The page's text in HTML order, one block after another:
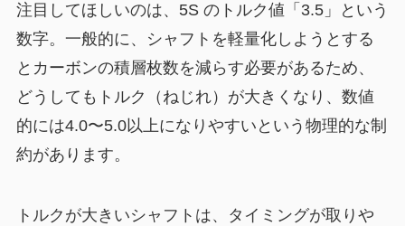
注目してほしいのは、5S のトルク値「3.5」という
数字。一般的に、シャフトを軽量化しようとする
とカーボンの積層枚数を減らす必要があるため、
どうしてもトルク（ねじれ）が大きくなり、数値
的には4.0〜5.0以上になりやすいという物理的な制
約があります。
トルクが大きいシャフトは、タイミングが取りや